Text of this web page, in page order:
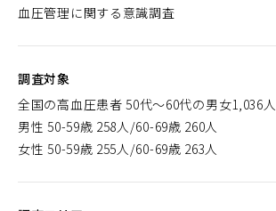
血圧管理に関する意識調査
調査対象
全国の高血圧患者 50代～60代の男女1,036人
男性 50-59歳 258人/60-69歳 260人
女性 50-59歳 255人/60-69歳 263人